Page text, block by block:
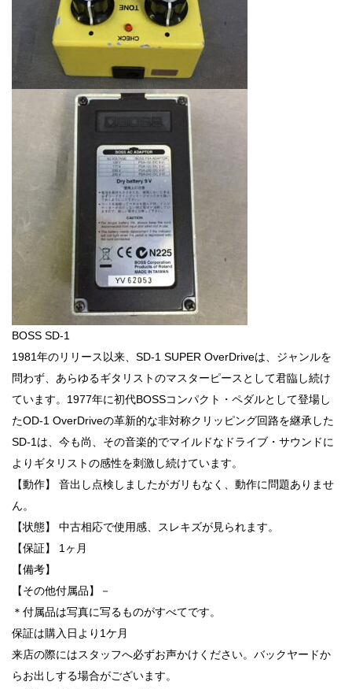
BOSS SD-1
1981年のリリース以来、SD-1 SUPER OverDriveは、ジャンルを
問わず、あらゆるギタリストのマスターピースとして君臨し続け
ています。1977年に初代BOSSコンパクト・ペダルとして登場し
たOD-1 OverDriveの革新的な非対称クリッピング回路を継承した
SD-1は、今も尚、その音楽的でマイルドなドライブ・サウンドに
よりギタリストの感性を刺激し続けています。
【動作】 音出し点検しましたがガリもなく、動作に問題ありませ
ん。
【状態】 中古相応で使用感、スレキズが見られます。
【保証】 1ヶ月
【備考】
【その他付属品】－
＊付属品は写真に写るものがすべてです。
保証は購入日より1ケ月
来店の際にはスタッフへ必ずお声かけください。バックヤードか
らお出しする場合がございます。